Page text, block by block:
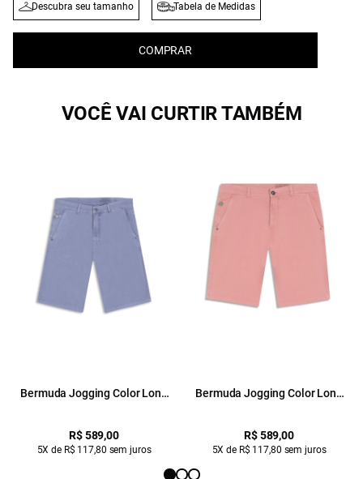
Descubra seu tamanho Tabela de Medidas
COMPRAR
VOCÊ VAI CURTIR TAMBÉM
Bermuda Jogging Color Long
R$ 589,00
5X de R$ 117,80 sem juros
Bermuda Jogging Color Long
R$ 589,00
5X de R$ 117,80 sem juros